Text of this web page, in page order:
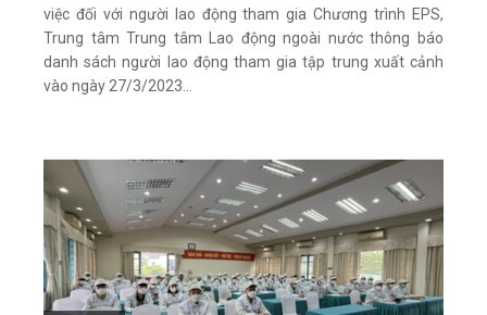
việc đối với người lao động tham gia Chương trình EPS,
Trung tâm Trung tâm Lao động ngoài nước thông báo
danh sách người lao động tham gia tập trung xuất cảnh
vào ngày 27/3/2023...